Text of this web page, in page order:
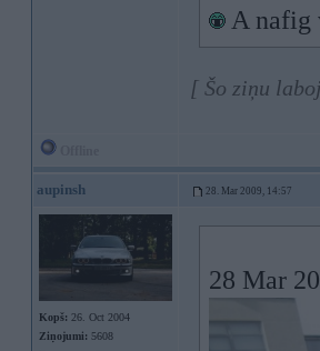
A nafig
[ Šo ziņu
aupinsh 28. Mar 2009, 14:57
Kopš: 26. Oct 2004
Ziņojumi: 5608
28 Mar